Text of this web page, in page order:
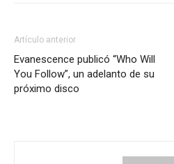
Artículo anterior
Evanescence publicó “Who Will
You Follow”, un adelanto de su
próximo disco